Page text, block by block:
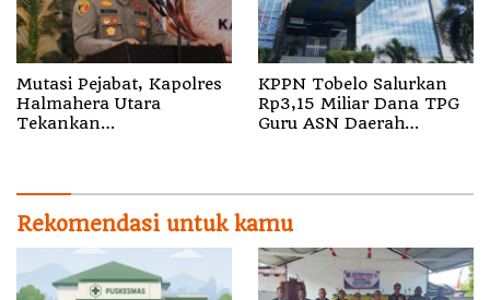
Mutasi Pejabat, Kapolres
Halmahera Utara
Tekankan
KPPN Tobelo Salurkan
Rp3,15 Miliar Dana TPG
Guru ASN Daerah
Rekomendasi untuk kamu